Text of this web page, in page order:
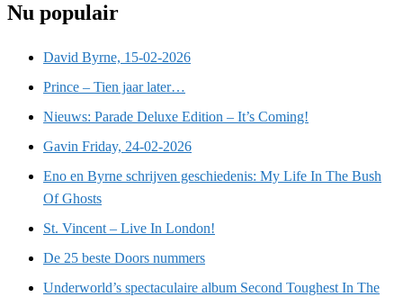
Nu populair
David Byrne, 15-02-2026
Prince – Tien jaar later…
Nieuws: Parade Deluxe Edition – It’s Coming!
Gavin Friday, 24-02-2026
Eno en Byrne schrijven geschiedenis: My Life In The Bush
Of Ghosts
St. Vincent – Live In London!
De 25 beste Doors nummers
Underworld’s spectaculaire album Second Toughest In The